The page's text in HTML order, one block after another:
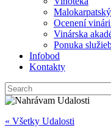
Ocenení
Vinárska
Ponuka
Infobod
Kontakty
« Všetky Udalosti